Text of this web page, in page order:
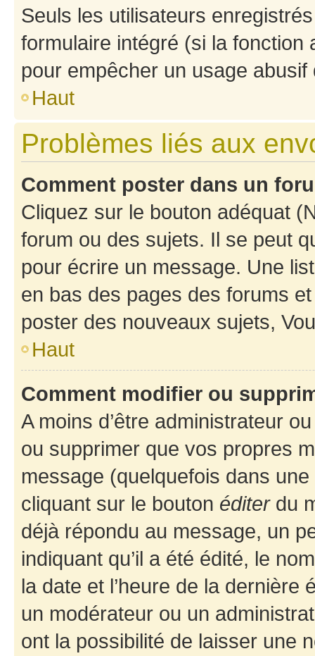
Seuls les utilisateurs
formulaire intégré (si la fonction
pour empêcher un usage
Haut
Problèmes liés aux
Comment poster dans un
Cliquez sur le bouton adéquat
forum ou des sujets. Il se peut
pour écrire un message. Une
en bas des pages des forums
poster des nouveaux sujets,
Haut
Comment modifier ou
A moins d’être administrateur
ou supprimer que vos propres
message (quelquefois dans
cliquant sur le bouton éditerdu
déjà répondu au message, un
indiquant qu’il a été édité, le
la date et l’heure de la dernière
un modérateur ou un
ont la possibilité de laisser une